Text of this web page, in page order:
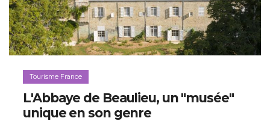
Tourisme France
L'Abbaye de Beaulieu, un "musée"
unique en son genre